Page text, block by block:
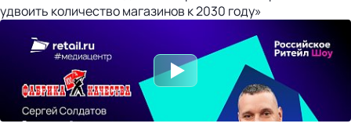
удвоить количество магазинов к 2030 году»